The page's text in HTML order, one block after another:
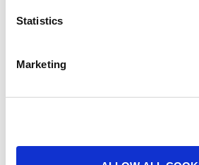
Statistics
Marketing